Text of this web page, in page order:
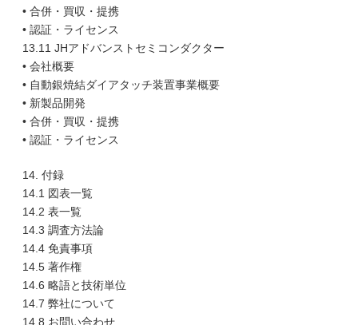
• 合併・買収・提携
• 認証・ライセンス
13.11 JHアドバンストセミコンダクター
• 会社概要
• 自動銀焼結ダイアタッチ装置事業概要
• 新製品開発
• 合併・買収・提携
• 認証・ライセンス
14. 付録
14.1 図表一覧
14.2 表一覧
14.3 調査方法論
14.4 免責事項
14.5 著作権
14.6 略語と技術単位
14.7 弊社について
14.8 お問い合わせ